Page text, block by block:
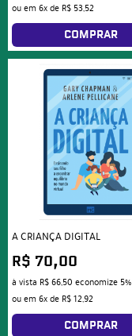
ou em 6xde R$ 53,52
COMPRAR
A CRIANÇA DIGITAL
R$ 70,00
à vista R$ 66,50 economize 5%
ou em 6xde R$ 12,92
COMPRAR